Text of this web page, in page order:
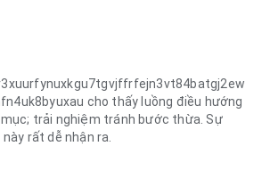
cho thấy luồng điều hướng
trải nghiệm tránh bước thừa. Sự
rất dễ nhận ra.